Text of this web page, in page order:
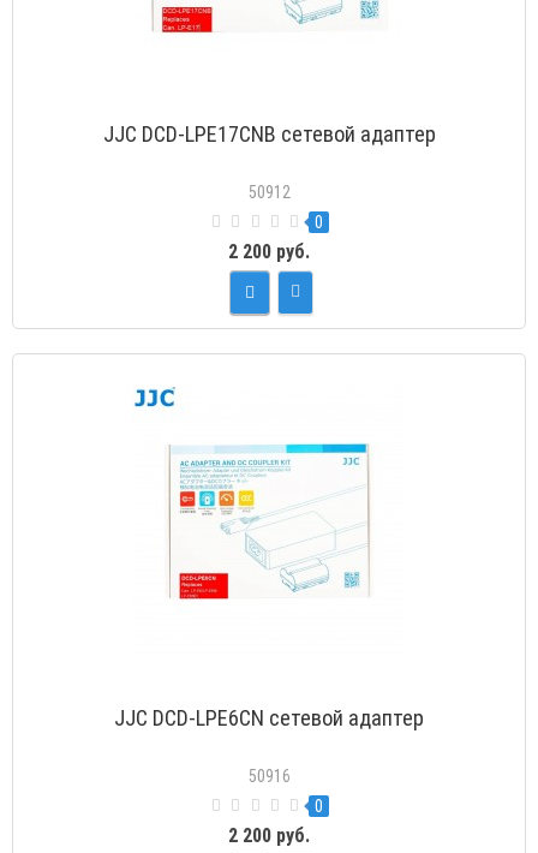
JJC DCD-LPE17CNB сетевой адаптер
50912
0
2 200 руб.
JJC DCD-LPE6CN сетевой адаптер
50916
0
2 200 руб.